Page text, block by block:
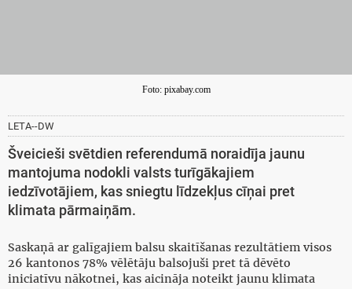
Foto: pixabay.com
LETA--DW
Šveicieši svētdien referendumā noraidīja jaunu
mantojuma nodokli valsts turīgākajiem
iedzīvotājiem, kas sniegtu līdzekļus cīņai pret
klimata pārmaiņām.
Saskaņā ar galīgajiem balsu skaitīšanas rezultātiem visos
26 kantonos 78% vēlētāju balsojuši pret tā dēvēto
iniciatīvu nākotnei, kas aicināja noteikt jaunu klimata